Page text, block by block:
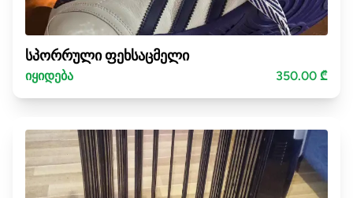
სპორრული ფეხსაცმელი
იყიდება 350.00 ₾